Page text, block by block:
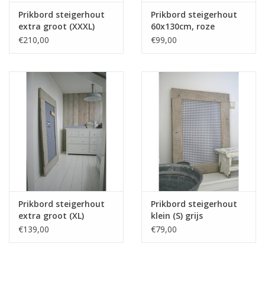
Prikbord steigerhout
extra groot (XXXL)
Jeans
€210,00
Prikbord steigerhout
60x130cm, roze
€99,00
Prikbord steigerhout
extra groot (XL)
donkerblauw
€139,00
Prikbord steigerhout
klein (S) grijs
€79,00